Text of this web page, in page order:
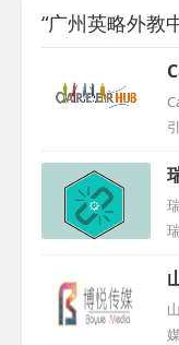
“广州英略外教